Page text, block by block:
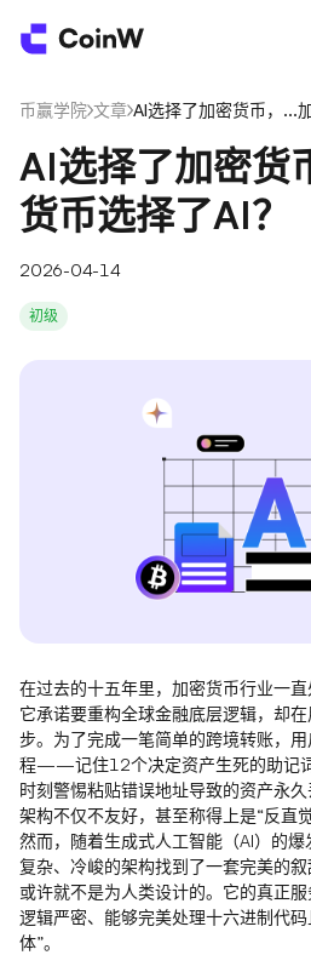
币赢学院/文章/AI选择了加密货币，...
AI选择了加密货
货币选择了AI？
2026-04-14
初级
在过去的十五年里，加密货币行业一直
它承诺要重构全球金融底层逻辑，却
步。为了完成一笔简单的跨境转账，
程——记住12个决定资产生死的助记词
时刻警惕粘贴错误地址导致的资产永
架构不仅不友好，甚至称得上是“反直觉
然而，随着生成式人工智能（AI）的
复杂、冷峻的架构找到了一套完美的叙
或许就不是为人类设计的。它的真正服
逻辑严密、能够完美处理十六进制代
体”。